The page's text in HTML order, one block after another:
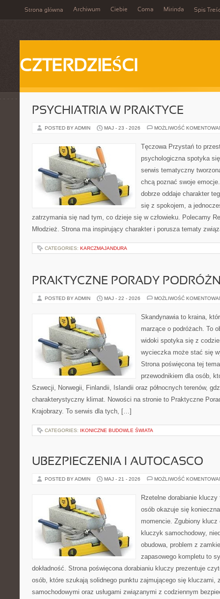
Strona główna Archiwum Ciebie Coma Mirinda Spis
CZTERDZIEŚCI
PSYCHIATRIA W PRAKTYCE
POSTED BY ADMIN MAJ - 23 - 2026 MOŻLIWOŚĆ
Tęczowa Przystań to
psychologiczna spotyka
serwis tematyczny
chcą poznać swoje
dobrze oddaje charakter
się z spokojem, a
zatrzymania się nad tym, co dzieje się w człowieku. Polecamy
Młodzież. Strona ma inspirujący charakter i porusza tematy
CATEGORIES: KARCZMAJANDURA
PRAKTYCZNE PORADY
POSTED BY ADMIN MAJ - 22 - 2026 MOŻLIWOŚĆ
Skandynawia to kraina,
marzące o podróżach. To
widoki spotyka się z
wycieczka może stać się
Strona poświęcona tej
przewodnikiem dla osób,
Szwecji, Norwegii, Finlandii, Islandii oraz północnych terenów,
charakterystyczny klimat. Nowości na stronie to Praktyczne
Krajobrazy. To serwis dla tych, […]
CATEGORIES: IKONICZNE BUDOWLE ŚWIATA
UBEZPIECZENIA I AUTOCASCO
POSTED BY ADMIN MAJ - 21 - 2026 MOŻLIWOŚĆ
Rzetelne dorabianie kluczy
osób okazuje się
momencie. Zgubiony
kluczyk samochodowy,
obudowa, problem z
zapasowego kompletu to
dokładność. Strona poświęcona dorabianiu kluczy prezentuje
osób, które szukają solidnego punktu zajmującego się kluczami,
samochodowymi oraz usługami związanymi z codziennym